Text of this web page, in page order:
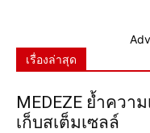
เรื่องล่าสุด
MEDEZE ย้ำควา
เก็บสเต็มเซลล์